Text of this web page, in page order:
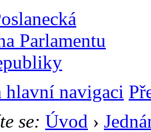
hlavní navigaci
se: Úvod ›